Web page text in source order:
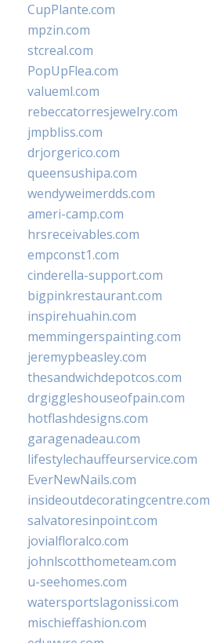
CupPlante.com
mpzin.com
stcreal.com
PopUpFlea.com
valueml.com
rebeccatorresjewelry.com
jmpbliss.com
drjorgerico.com
queensushipa.com
wendyweimerdds.com
ameri-camp.com
hrsreceivables.com
empconst1.com
cinderella-support.com
bigpinkrestaurant.com
inspirehuahin.com
memmingerspainting.com
jeremypbeasley.com
thesandwichdepotcos.com
drgiggleshouseofpain.com
hotflashdesigns.com
garagenadeau.com
lifestylechauffeurservice.com
EverNewNails.com
insideoutdecoratingcentre.com
salvatoresinpoint.com
jovialfloralco.com
johnlscotthometeam.com
u-seehomes.com
watersportslagonissi.com
mischieffashion.com